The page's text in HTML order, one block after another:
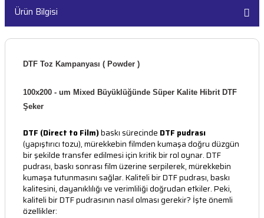
Parçaları
Parçaları
Ürün Bilgisi
DTF Toz Kampanyası ( Powder )
100x200 - um Mixed Büyüklüğünde Süper Kalite Hibrit DTF
Şeker
DTF (Direct to Film)baskı sürecinde DTF pudrası
(yapıştırıcı tozu), mürekkebin filmden kumaşa doğru düzgün
bir şekilde transfer edilmesi için kritik bir rol oynar. DTF
pudrası, baskı sonrası film üzerine serpilerek, mürekkebin
kumaşa tutunmasını sağlar. Kaliteli bir DTF pudrası, baskı
kalitesini, dayanıklılığı ve verimliliği doğrudan etkiler. Peki,
kaliteli bir DTF pudrasının nasıl olması gerekir? İşte önemli
özellikler: